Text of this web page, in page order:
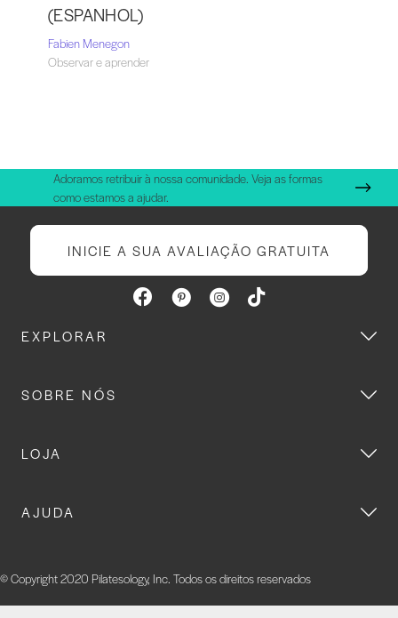
(ESPANHOL)
Fabien Menegon
Observar e aprender
Adoramos retribuir à nossa comunidade. Veja as formas
como estamos a ajudar.
INICIE A SUA AVALIAÇÃO GRATUITA
EXPLORAR
SOBRE NÓS
LOJA
AJUDA
© Copyright 2020 Pilatesology, Inc. Todos os direitos reservados